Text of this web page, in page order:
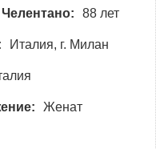
88 лет
Италия, г. Милан
Женат